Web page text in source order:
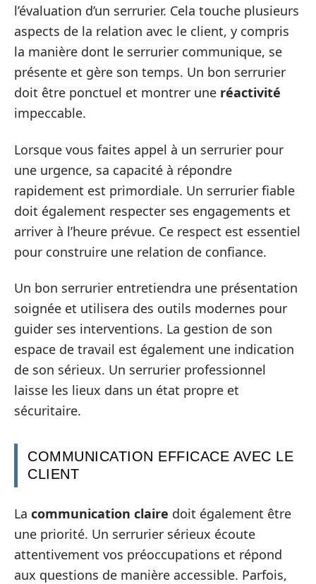
l’évaluation d’un serrurier. Cela touche plusieurs
aspects de la relation avec le client, y compris
la manière dont le serrurier communique, se
présente et gère son temps. Un bon serrurier
doit être ponctuel et montrer une réactivité
impeccable.
Lorsque vous faites appel à un serrurier pour
une urgence, sa capacité à répondre
rapidement est primordiale. Un serrurier fiable
doit également respecter ses engagements et
arriver à l’heure prévue. Ce respect est essentiel
pour construire une relation de confiance.
Un bon serrurier entretiendra une présentation
soignée et utilisera des outils modernes pour
guider ses interventions. La gestion de son
espace de travail est également une indication
de son sérieux. Un serrurier professionnel
laisse les lieux dans un état propre et
sécuritaire.
COMMUNICATION EFFICACE AVEC LE
CLIENT
La communication claire doit également être
une priorité. Un serrurier sérieux écoute
attentivement vos préoccupations et répond
aux questions de manière accessible. Parfois,